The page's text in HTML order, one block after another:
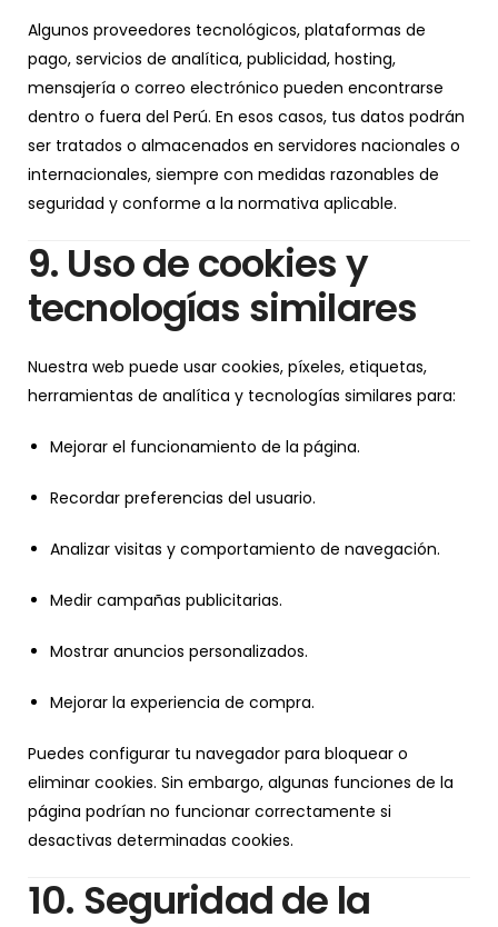
Algunos proveedores tecnológicos, plataformas de
pago, servicios de analítica, publicidad, hosting,
mensajería o correo electrónico pueden encontrarse
dentro o fuera del Perú. En esos casos, tus datos podrán
ser tratados o almacenados en servidores nacionales o
internacionales, siempre con medidas razonables de
seguridad y conforme a la normativa aplicable.
9. Uso de cookies y
tecnologías similares
Nuestra web puede usar cookies, píxeles, etiquetas,
herramientas de analítica y tecnologías similares para:
Mejorar el funcionamiento de la página.
Recordar preferencias del usuario.
Analizar visitas y comportamiento de navegación.
Medir campañas publicitarias.
Mostrar anuncios personalizados.
Mejorar la experiencia de compra.
Puedes configurar tu navegador para bloquear o
eliminar cookies. Sin embargo, algunas funciones de la
página podrían no funcionar correctamente si
desactivas determinadas cookies.
10. Seguridad de la